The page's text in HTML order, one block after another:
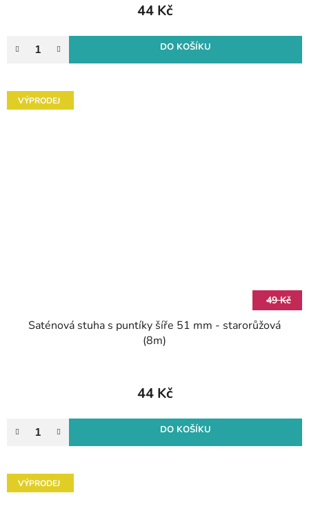
44 Kč
DO KOŠÍKU
VÝPRODEJ
49 Kč
Saténová stuha s puntíky šíře 51 mm - starorůžová
(8m)
44 Kč
DO KOŠÍKU
VÝPRODEJ